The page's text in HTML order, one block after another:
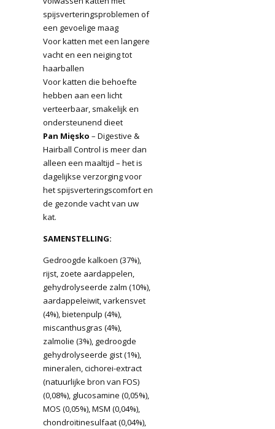
spijsverteringsproblemen of
een gevoelige maag
Voor katten met een langere
vacht en een neiging tot
haarballen
Voor katten die behoefte
hebben aan een licht
verteerbaar, smakelijk en
ondersteunend dieet
Pan Mięsko – Digestive &
Hairball Control is meer dan
alleen een maaltijd – het is
dagelijkse verzorging voor
het spijsverteringscomfort en
de gezonde vacht van uw
kat.
SAMENSTELLING:
Gedroogde kalkoen (37%),
rijst, zoete aardappelen,
gehydrolyseerde zalm (10%),
aardappeleiwit, varkensvet
(4%), bietenpulp (4%),
miscanthusgras (4%),
zalmolie (3%), gedroogde
gehydrolyseerde gist (1%),
mineralen, cichorei-extract
(natuurlijke bron van FOS)
(0,08%), glucosamine (0,05%),
MOS (0,05%), MSM (0,04%),
chondroïtinesulfaat (0,04%),